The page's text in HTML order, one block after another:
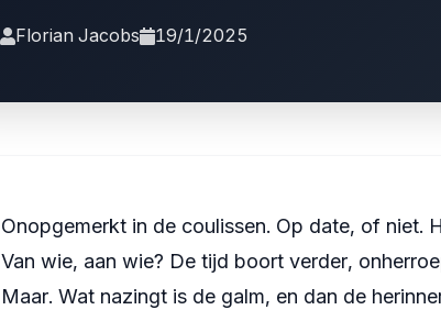
Florian Jacobs 19/1/2025
Onopgemerkt in de coulissen. Op date, of niet.
Van wie, aan wie? De tijd boort verder,
Maar. Wat nazingt is de galm, en dan de